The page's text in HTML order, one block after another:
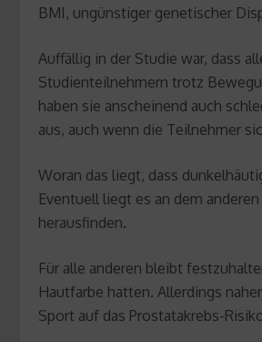
BMI, ungünstiger genetischer
Auffällig in der Studie war, dass
Studienteilnehmern trotz
haben sie anscheinend auch
aus, auch wenn die Teilnehmer
Woran das liegt, dass
Eventuell liegt es an dem
herausfinden.
Für alle anderen bleibt
Hautfarbe hatten. Allerdings
Sport auf das Prostatakrebs-